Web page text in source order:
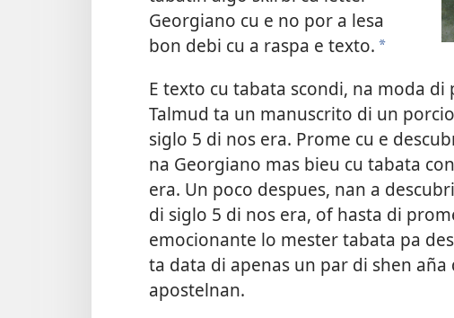
Georgiano cu e no por a lesa
bon debi cu a raspa e texto. *
E texto cu tabata scondi, na moda
Talmud ta un manuscrito di un
siglo 5 di nos era. Prome cu e
na Georgiano mas bieu cu tabata
era. Un poco despues, nan a
di siglo 5 di nos era, of hasta di
emocionante lo mester tabata pa
ta data di apenas un par di shen
apostelnan.